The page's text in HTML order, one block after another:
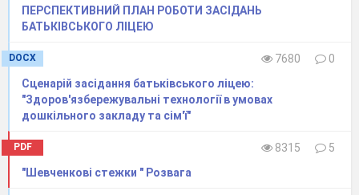
ПЕРСПЕКТИВНИЙ ПЛАН РОБОТИ ЗАСІДАНЬ
БАТЬКІВСЬКОГО ЛІЦЕЮ
DOCX 7680
0
Сценарій засідання батьківського ліцею:
"Здоров'язбережувальні технології в умовах
дошкільного закладу та сім'ї"
PDF 8315
5
"Шевченкові стежки " Розвага